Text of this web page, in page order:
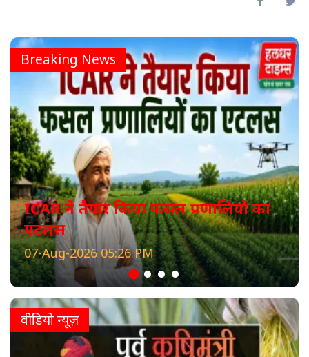
Breaking News
ICAR ने तैयार किया फसल प्रणालियों का
एटलस
07-Aug-2026 05:26 PM
वीडियो न्यूज़